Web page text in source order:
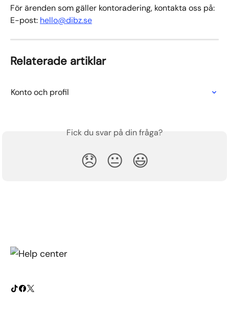
För ärenden som gäller kontoradering, kontakta oss på:
E-post: hello@dibz.se
Relaterade artiklar
Konto och profil
Fick du svar på din fråga?
😞 😐 😃